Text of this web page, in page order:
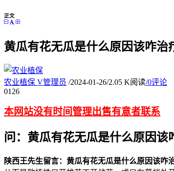
正文
黄瓜有花无瓜是什么原因该咋治
农业植保 V管理员 /2024-01-26/2.05 K阅读/0评论
01 26
本网站没有时间管理出售有意者联系
问：黄瓜有花无瓜是什么原因该
陕西王先生留言：黄瓜有花无瓜是什么原因该咋